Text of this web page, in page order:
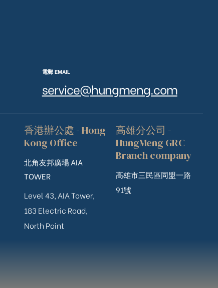
電郵 EMAIL
service@hungmeng.com
香港辦公處 - Hong
Kong Office
北角友邦廣場 AIA
TOWER
Level 43, AIA Tower,
183 Electric Road,
North Point
高雄分公司 -
HungMeng GRC
Branch company
高雄市三民區同盟一路
91號